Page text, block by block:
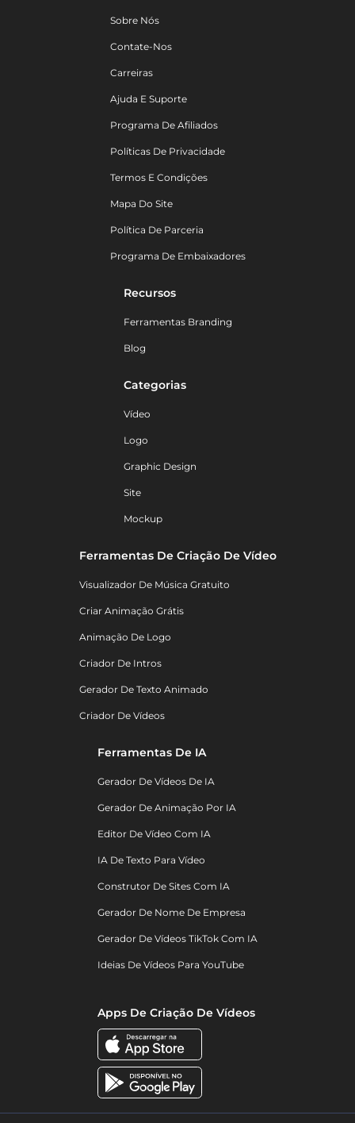
Sobre Nós
Contate-Nos
Carreiras
Ajuda E Suporte
Programa De Afiliados
Políticas De Privacidade
Termos E Condições
Mapa Do Site
Política De Parceria
Programa De Embaixadores
Recursos
Ferramentas Branding
Blog
Categorias
Vídeo
Logo
Graphic Design
Site
Mockup
Ferramentas De Criação De Vídeo
Visualizador De Música Gratuito
Criar Animação Grátis
Animação De Logo
Criador De Intros
Gerador De Texto Animado
Criador De Vídeos
Ferramentas De IA
Gerador De Vídeos De IA
Gerador De Animação Por IA
Editor De Vídeo Com IA
IA De Texto Para Vídeo
Construtor De Sites Com IA
Gerador De Nome De Empresa
Gerador De Vídeos TikTok Com IA
Ideias De Vídeos Para YouTube
Apps De Criação De Vídeos